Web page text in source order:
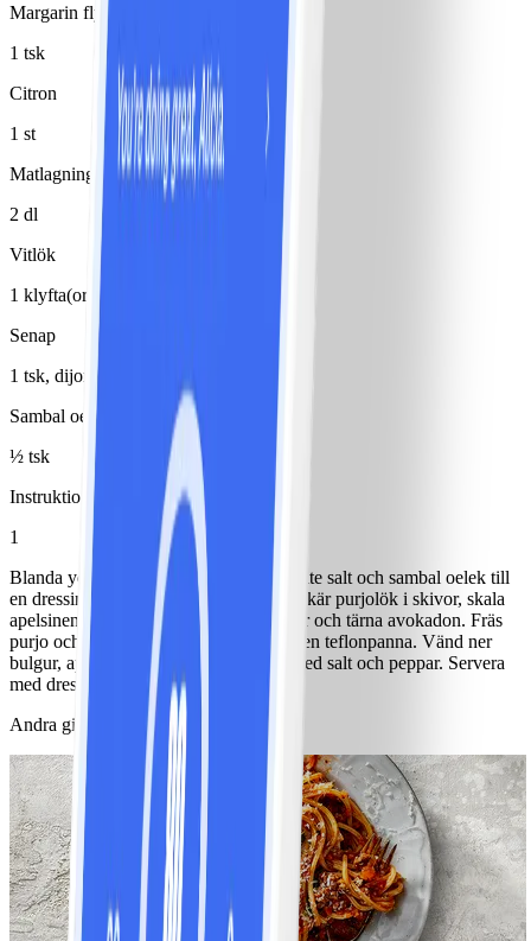
Margarin flytande 80%
1 tsk
Citron
1 st
Matlagningsyoghurt 8%
2 dl
Vitlök
1 klyfta(or)
Senap
1 tsk, dijon
Sambal oelek
½ tsk
Instruktioner
1
Blanda yoghurt, pressad vitlök, senap, lite salt och sambal oelek till
en dressing. Koka bulgur i buljongen. Skär purjolök i skivor, skala
apelsinen och skär i bitar. Dela, kärna ur och tärna avokadon. Fräs
purjo och kräftstjärtar hastigt i lite fett i en teflonpanna. Vänd ner
bulgur, apelsin och avokado. Krydda med salt och peppar. Servera
med dressing, citronklyftor och sallad.
Andra gillade också